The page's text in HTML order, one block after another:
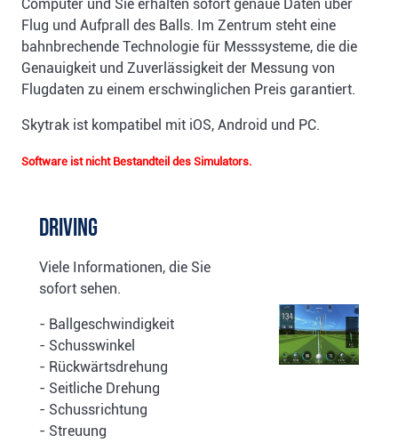
Computer und Sie erhalten sofort genaue Daten über
Flug und Aufprall des Balls. Im Zentrum steht eine
bahnbrechende Technologie für Messsysteme, die die
Genauigkeit und Zuverlässigkeit der Messung von
Flugdaten zu einem erschwinglichen Preis garantiert.
Skytrak ist kompatibel mit iOS, Android und PC.
Software ist nicht Bestandteil des Simulators.
Driving
Viele Informationen, die Sie
sofort sehen.
- Ballgeschwindigkeit
- Schusswinkel
- Rückwärtsdrehung
- Seitliche Drehung
- Schussrichtung
- Streuung